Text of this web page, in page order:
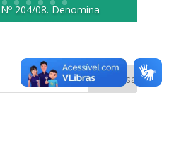
Nº 204/08. Denomina
DA SILVA, via
Rua...